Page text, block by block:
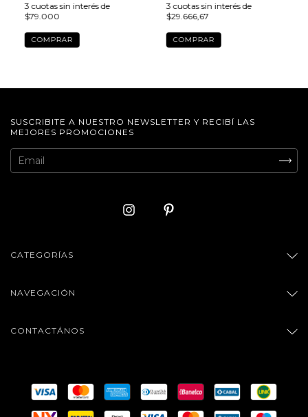
3 cuotas sin interés de
$79.000
3 cuotas sin interés de
$29.666,67
COMPRAR
SUSCRIBITE A NUESTRO NEWSLETTER Y RECIBÍ LAS
MEJORES PROMOCIONES
CATEGORÍAS
NAVEGACIÓN
CONTACTÁNOS